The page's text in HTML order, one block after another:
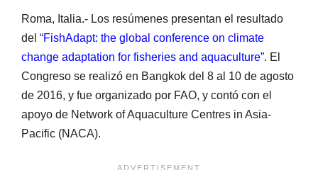
Roma, Italia.- Los resúmenes presentan el resultado
del “FishAdapt: the global conference on climate
change adaptation for fisheries and aquaculture”. El
Congreso se realizó en Bangkok del 8 al 10 de agosto
de 2016, y fue organizado por FAO, y contó con el
apoyo de Network of Aquaculture Centres in Asia-
Pacific (NACA).